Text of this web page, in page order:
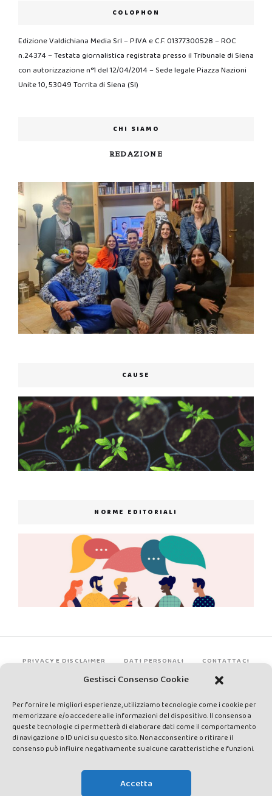
Gestisci Consenso Cookie
Per fornire le migliori esperienze, utilizziamo tecnologie come i cookie per
memorizzare e/o accedere alle informazioni del dispositivo. Il consenso a
queste tecnologie ci permetterà di elaborare dati come il comportamento
di navigazione o ID unici su questo sito. Non acconsentire o ritirare il
consenso può influire negativamente su alcune caratteristiche e funzioni.
Accetta
COLOPHON
Edizione Valdichiana Media Srl – P.IVA e C.F. 01377300528 – ROC
n.24374 – Testata giornalistica registrata presso il Tribunale di Siena
con autorizzazione n°1 del 12/04/2014 – Sede legale Piazza Nazioni
Unite 10, 53049 Torrita di Siena (SI)
CHI SIAMO
REDAZIONE
CAUSE
NORME EDITORIALI
PRIVACY E DISCLAIMER DATI PERSONALI CONTATTACI
rights reserved - Testata registrata presso il Tribunale di Siena con
autorizzazione n°1 del 12/04/2014 - Direttrice Responsabile: Chiara